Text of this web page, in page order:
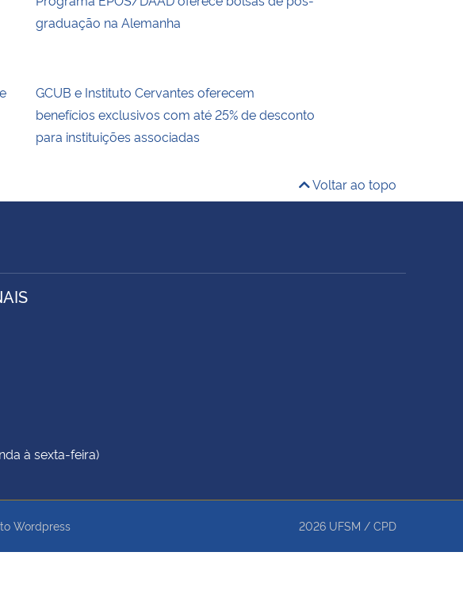
graduação na Alemanha
GCUB e Instituto Cervantes oferecem
benefícios exclusivos com até 25% de desconto
para instituições associadas
Voltar ao topo
à sexta-feira)
Wordpress 2026 UFSM / CPD